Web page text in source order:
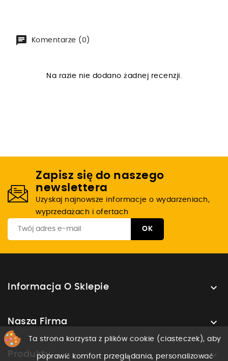
Komentarze (0)
Na razie nie dodano żadnej recenzji.
Zapisz się do naszego
newslettera
Uzyskaj najnowsze informacje o wydarzeniach,
wyprzedażach i ofertach
Informacja O Sklepie 
Nasza Firma 
Produkty 
Ta strona korzysta z plików cookie (ciasteczek), aby
poprawić komfort przeglądania, personalizować